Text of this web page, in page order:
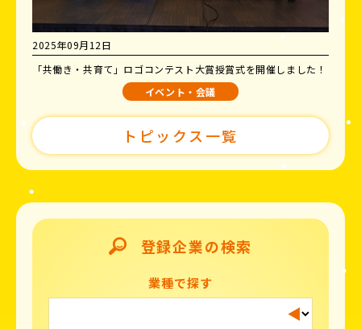
2025年09月12日
「共働き・共育て」ロゴコンテスト大賞授賞式を開催しました！
イベント・会議
トピックス一覧
登録企業の検索
業種で探す